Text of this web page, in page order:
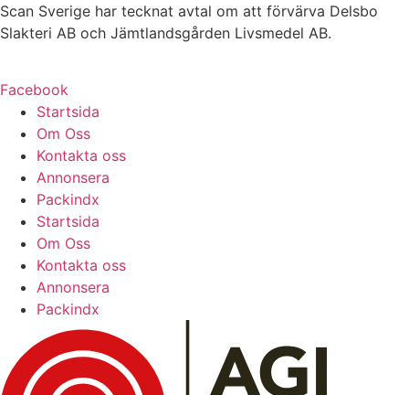
Scan Sverige har tecknat avtal om att förvärva Delsbo
Slakteri AB och Jämtlandsgården Livsmedel AB.
Facebook
Startsida
Om Oss
Kontakta oss
Annonsera
Packindx
Startsida
Om Oss
Kontakta oss
Annonsera
Packindx